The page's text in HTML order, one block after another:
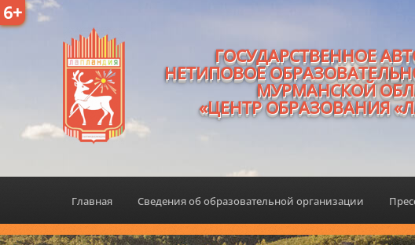
6+
ГОСУДАРСТВЕННОЕ
НЕТИПОВОЕ
МУРМАНСКОЙ
«ЦЕНТР ОБРАЗОВАНИЯ
Главная Сведения об образовательной организации